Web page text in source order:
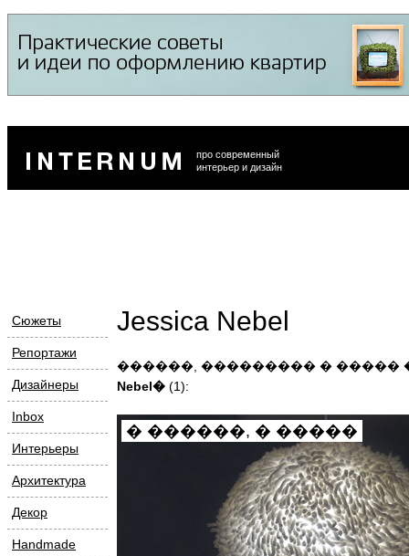
про современный
интерьер и дизайн
Сюжеты
Репортажи
Дизайнеры
Inbox
Интерьеры
Архитектура
Декор
Handmade
Jessica Nebel
������, ��������� � �����
Nebel� (1):
� ������, � �����